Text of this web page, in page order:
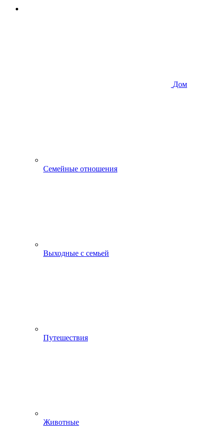
Дом
Семейные отношения
Выходные с семьей
Путешествия
Животные